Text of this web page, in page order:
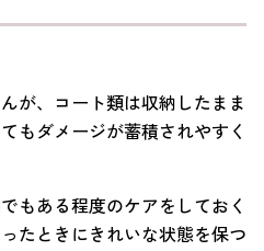
が、コート類は収納したまま
もダメージが蓄積されやすく
もある程度のケアをしておく
たときにきれいな状態を保つ